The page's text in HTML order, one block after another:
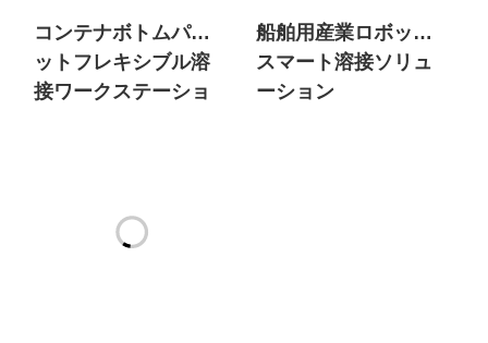
コンテナボトムパレ
ットフレキシブル溶
接ワークステーショ
船舶用産業ロボット
スマート溶接ソリュ
ーション